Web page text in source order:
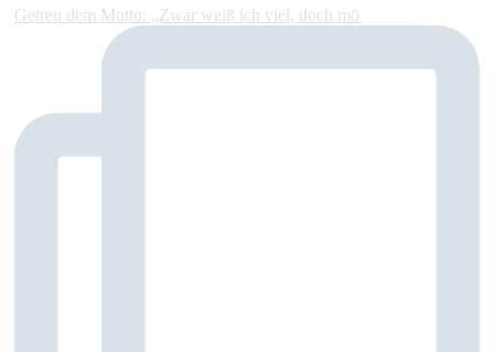
Getreu dem Motto: „Zwar weiß ich viel, doch mö